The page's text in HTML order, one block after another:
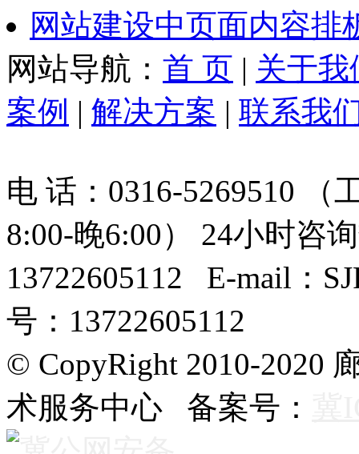
网站建设中页面内容排
网站导航： 首 页 | 关于我
案例 | 解决方案 | 联系我
电 话：0316-5269510 （
8:00-晚6:00） 24小时咨
13722605112 E-mail：
号：13722605112
© CopyRight 2010-2020
术服务中心 备案号：